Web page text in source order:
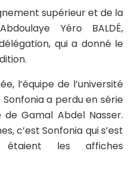
supérieur et de la
Yéro BALDÉ,
qui a donné le
l’équipe de l’université
a perdu en série
Gamal Abdel Nasser.
c’est Sonfonia qui s’est
les affiches